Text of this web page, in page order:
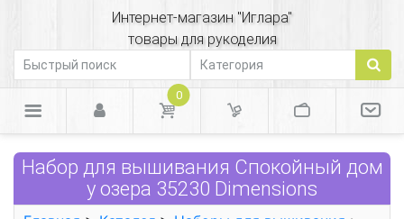
Интернет-магазин "Иглара"
товары для рукоделия
0
Набор для вышивания Спокойный дом
у озера 35230 Dimensions